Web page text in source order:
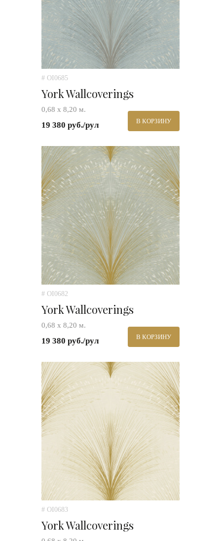
# OI0685
York Wallcoverings
0,68 х 8,20 м.
19 380 руб./рул В КОРЗИНУ
# OI0682
York Wallcoverings
0,68 х 8,20 м.
19 380 руб./рул В КОРЗИНУ
# OI0683
York Wallcoverings